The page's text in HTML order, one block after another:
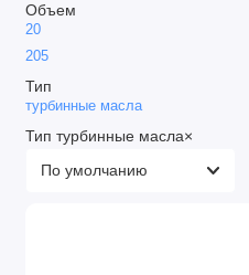
Объем
20
205
Тип
турбинные масла
Тип турбинные масла×
Для пневмоинструментов
Компрессорные масла